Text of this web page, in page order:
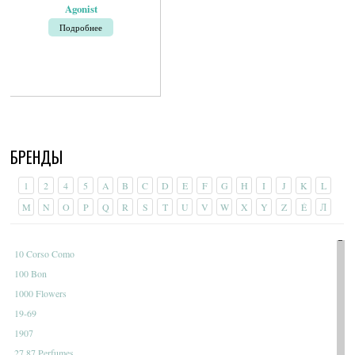
Agonist
Подробнее
БРЕНДЫ
1 2 4 5 A B C D E F G H I J K
L
M
N O P Q R S T U V W X Y Z É Л
10 Corso Como
100 Bon
1000 Flowers
19-69
1907